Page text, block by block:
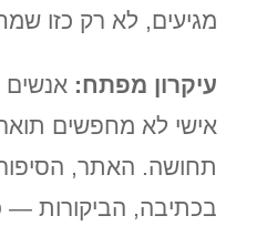
מגיעים, לא רק כזו
עיקרון מפתח:
אישי לא מחפשים
תחושה. האתר, הסיפור
בכתיבה, הביקורות —